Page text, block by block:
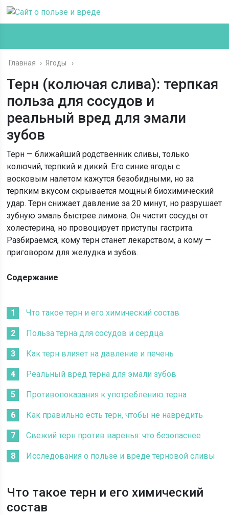
Главная › Ягоды
Терн (колючая слива): терпкая
польза для сосудов и
реальный вред для эмали
зубов
Терн — ближайший родственник сливы, только
колючий, терпкий и дикий. Его синие ягоды с
восковым налетом кажутся безобидными, но за
терпким вкусом скрывается мощный биохимический
удар. Терн снижает давление за 20 минут, но разрушает
зубную эмаль быстрее лимона. Он чистит сосуды от
холестерина, но провоцирует приступы гастрита.
Разбираемся, кому терн станет лекарством, а кому —
приговором для желудка и зубов.
Содержание
Что такое терн и его химический состав
Польза терна для сосудов и сердца
Как терн влияет на давление и печень
Реальный вред терна для эмали зубов
Противопоказания к употреблению терна
Как правильно есть терн, чтобы не навредить
Свежий терн против варенья: что безопаснее
Исследования о пользе и вреде терновой сливы
Что такое терн и его химический
состав